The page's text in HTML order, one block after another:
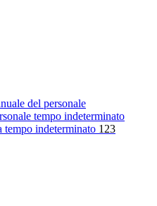
del personale
tempo indeterminato
tempo indeterminato 123